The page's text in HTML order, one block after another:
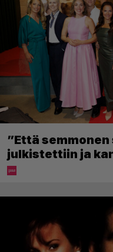
”Että
julkistettiin ja